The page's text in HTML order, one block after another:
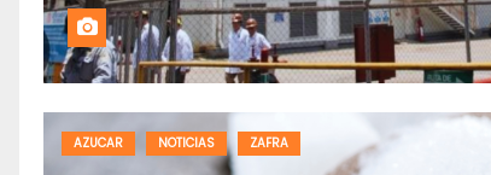
AZUCAR NOTICIAS ZAFRA